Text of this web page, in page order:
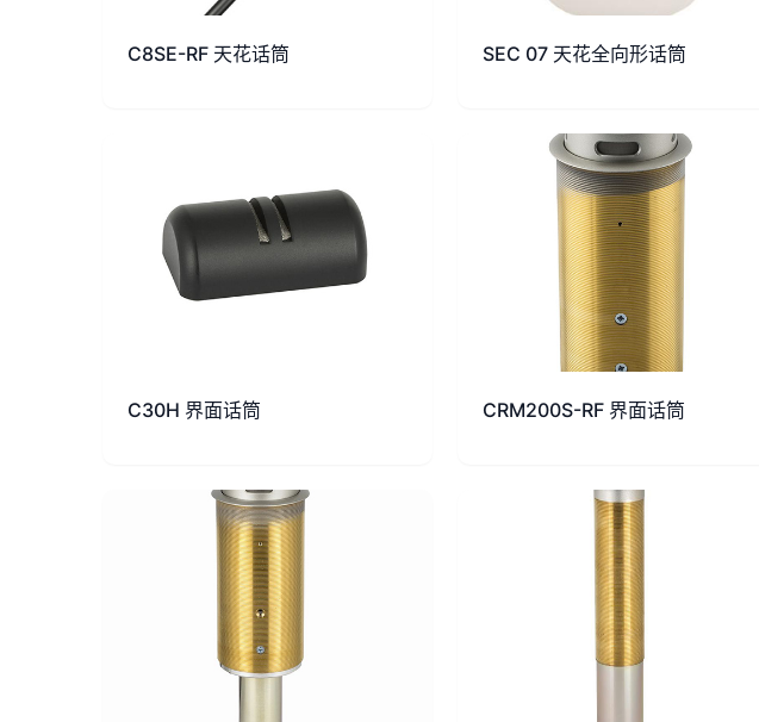
C8SE-RF 天花话筒 SEC 07 天花全向形话筒
C30H 界面话筒 CRM200S-RF 界面话筒